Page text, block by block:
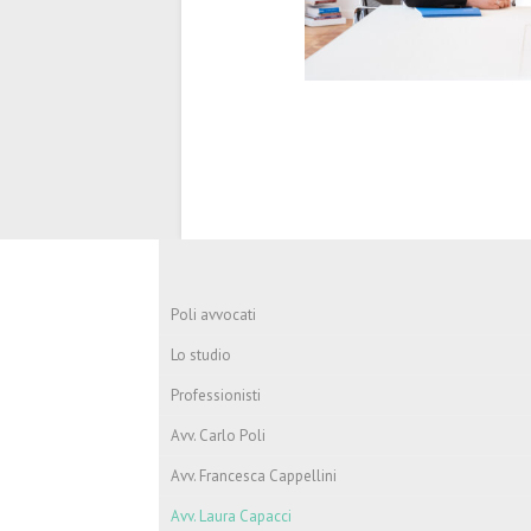
Poli avvocati
Lo studio
Professionisti
Avv. Carlo Poli
Avv. Francesca Cappellini
Avv. Laura Capacci